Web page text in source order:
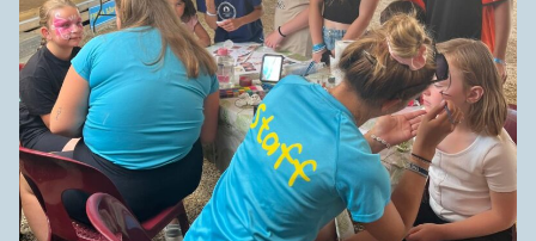
d’animations détaillés sur l’application « les
Vacances Camping Paradis ». N’hésitez pas à la
télécharger !!!
Planning type Juillet/Août